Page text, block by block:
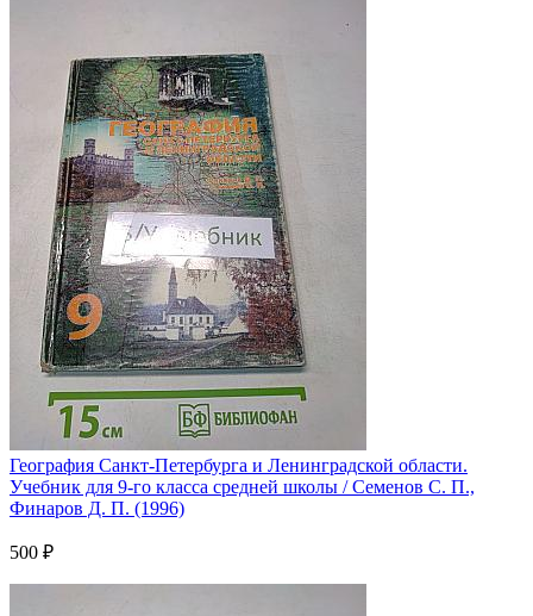
География Санкт-Петербурга и Ленинградской области.
Учебник для 9-го класса средней школы / Семенов С. П.,
Финаров Д. П. (1996)
500 ₽